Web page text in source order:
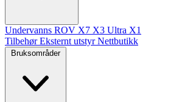
Undervanns ROV X7 X3 Ultra X1
TilbehørEksternt utstyrNettbutikk
Bruksområder